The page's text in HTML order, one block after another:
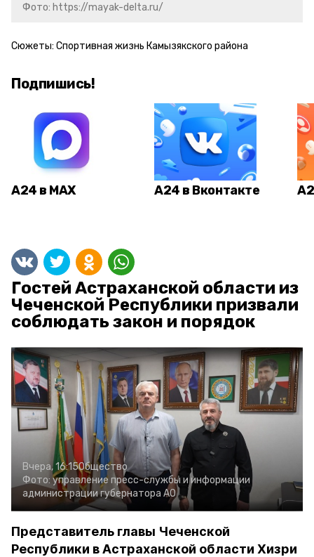
Фото: https://mayak-delta.ru/
Сюжеты: Спортивная жизнь Камызякского района
Подпишись!
А24 в MAX А24 в Вконтакте
Гостей Астраханской области из
Чеченской Республики призвали
соблюдать закон и порядок
Вчера, 16:15Общество
Фото: управление пресс-службы и информации
администрации губернатора АО
Представитель главы Чеченской
Республики в Астраханской области Хизри